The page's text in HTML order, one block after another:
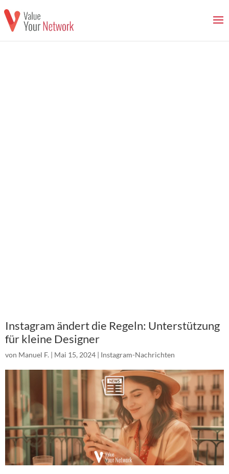
Instagram ändert die Regeln: Unterstützung
für kleine Designer
von Manuel F. | Mai 15, 2024 | Instagram-Nachrichten